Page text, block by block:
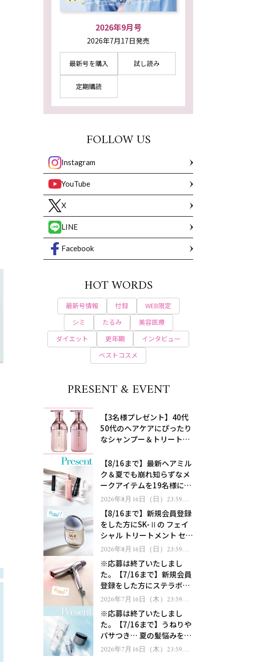
2026年9月号
2026年7月17日発売
最新号を購入 試し読み
定期購読
FOLLOW US
Instagram
YouTube
X
LINE
Facebook
HOT WORDS
最新号情報 付録
WEB限定
シミ
たるみ
美容医療
ダイエット
更年期
インタビュー
ベストコスメ
PRESENT & EVENT
【3名様プレゼント】40代
50代のヘアケアにぴったり
なシャンプー＆トリートメ
処！
【8/16まで】最新ヘアミル
ク＆夏でも崩れ知らずなメ
ークアイテムを19名様にプ
レゼント！
2026年8月16日（日）23:59ま
で【8/16まで】新規会員登録
をした方にSK-Ⅱの フェイ
シャル トリートメント セラ
ムをプレゼント！
2026年8月16日（日）23:59ま
※応募は終了いたしまし
た。【7/16まで】新規会員
登録をした方にステラボー
テのシャインリバース ヘア
ゼント！
2026年7月16日（木）23:59ま
※応募は終了いたしまし
た。【7/16まで】うねりや
パサつき… 夏の髪悩みを解
消するヘアケアアイテムを
2026年7月16日（木）23:59ま